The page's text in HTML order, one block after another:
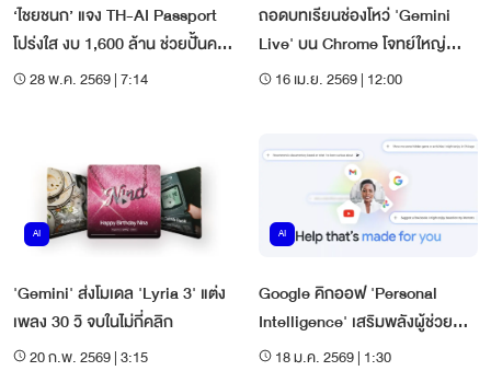
‘ไชยชนก’ แจง TH-AI Passport
โปร่งใส งบ 1,600 ล้าน ช่วยปั้นคน
ไทย 5 ล้านคนใช้ AI ตัวดังฟรี
28 พ.ค. 2569 | 7:14
ถอดบทเรียนช่องโหว่ 'Gemini
Live' บน Chrome โจทย์ใหญ่
ความปลอดภัยยุค AI
16 เม.ย. 2569 | 12:00
AI
'Gemini' ส่งโมเดล 'Lyria 3' แต่ง
เพลง 30 วิ จบในไม่กี่คลิก
20 ก.พ. 2569 | 3:15
AI
Google คิกออฟ 'Personal
Intelligence' เสริมพลังผู้ช่วย
อัจฉริยะบน Gemini
18 ม.ค. 2569 | 1:30